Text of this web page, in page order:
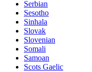
Serbian
Sesotho
Sinhala
Slovak
Slovenian
Somali
Samoan
Scots Gaelic